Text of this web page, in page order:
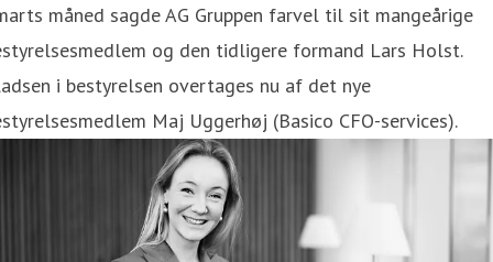
måned sagde AG Gruppen farvel til sit mangeårige
og den tidligere formand Lars Holst.
i bestyrelsen overtages nu af det nye
Maj Uggerhøj (Basico CFO-services).